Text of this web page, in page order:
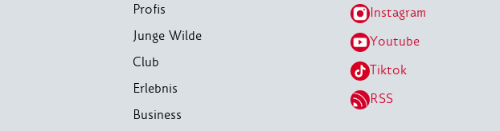
Profis
Junge Wilde
Club
Erlebnis
Business
Instagram
Youtube
Tiktok
RSS